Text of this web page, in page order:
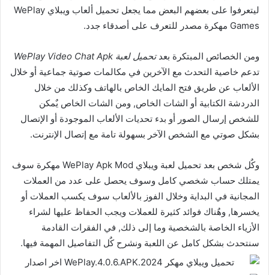
ليتعرفوا على بعضهم البعض مما يجعل تحميل ألعاب ويبلاي WePlay
Games مهكرة مصدر للتعرف على أصدقاء جدد.
ومن الخصائص المبتكرة بعدتحميل لعبة WePlay Video Chat Apk
تدعم خاصية التحدث مع الآخرين في مكالمات صوتية جماعية أو خلال
الألعاب عن طريق فتح المايك الخاص بالهاتف وكذلك من خلال
الدردشة الكتابية أو الشات الخاص, ومن الشات الخاص يٌمكن
للشخص إرسال الصور أو بدء تحديات الألعاب الموجودة أو الإتصال
بشكل صوتي مع الشخص الآخر بسهولة تامة مع إتصال الإنترنت.
وكٌل شخص بعد تحميل لعبة ويبلاي WePlay Apk Mod مهكرة سوف
يمتلك حساب شخصي كامل وسوف يحصل على عدد من العملات
المجانية في البداية وخلال الفوز بالألعاب سوف يكسب العملات أو
يخسرها, وهٌناك فوائد كثيرة للعملات ويجب الحفاظ عليها لشراء
الأزياء الخاصة بالشخصية وما إلى ذلك, في الفقرات القادمة
سنتحدث بشكل كامل عن اللعبة ونشرح كٌل التفاصيل المهمة فيها.